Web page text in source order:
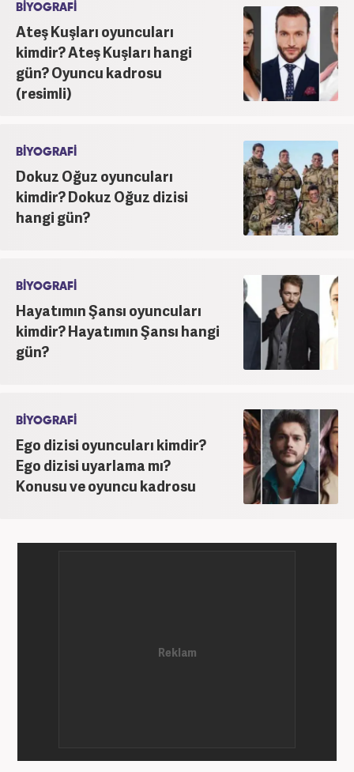
yüksek lisans yaptı. Üniversiteye devam ettiği
yıllarda edebiyat dergilerinde deneme ve metin
yazarlığı yaptı. Yine aynı dönemde, yerel televizyon
kanalında program sunuculuğu yaparak mesleki
kariyerine ilk adımını attı. 2016'da başladığı
internet gazeteciliği serüveninde birçok haber
haber7.com'da mesleki hayatına devam etmektedir.
BİYOGRAFİ
Ateş Kuşları oyuncuları
kimdir? Ateş Kuşları hangi
gün? Oyuncu kadrosu
(resimli)
BİYOGRAFİ
Dokuz Oğuz oyuncuları
kimdir? Dokuz Oğuz dizisi
hangi gün?
BİYOGRAFİ
Hayatımın Şansı oyuncuları
kimdir? Hayatımın Şansı hangi
gün?
BİYOGRAFİ
Ego dizisi oyuncuları kimdir?
Ego dizisi uyarlama mı?
Konusu ve oyuncu kadrosu